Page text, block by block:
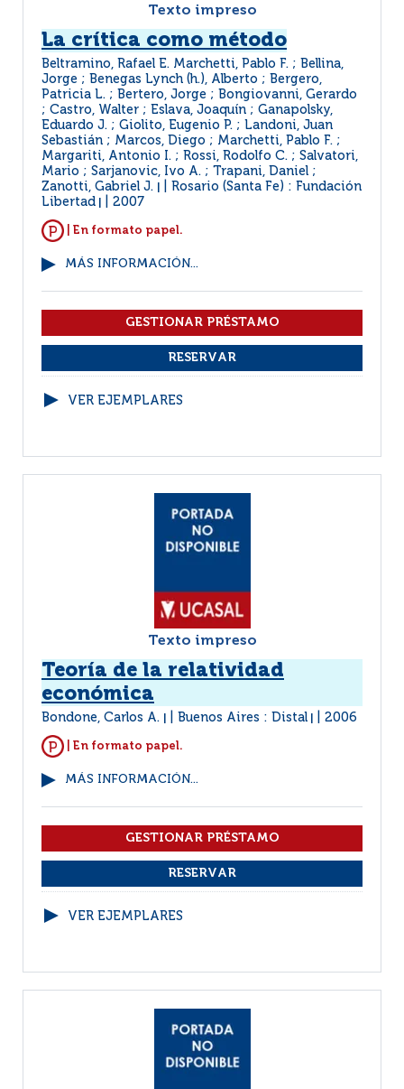
Texto impreso
La crítica como método
Beltramino, Rafael E. Marchetti, Pablo F. ; Bellina,
Jorge ; Benegas Lynch (h.), Alberto ; Bergero,
Patricia L. ; Bertero, Jorge ; Bongiovanni, Gerardo
; Castro, Walter ; Eslava, Joaquín ; Ganapolsky,
Eduardo J. ; Giolito, Eugenio P. ; Landoni, Juan
Sebastián ; Marcos, Diego ; Marchetti, Pablo F. ;
Margariti, Antonio I. ; Rossi, Rodolfo C. ; Salvatori,
Mario ; Sarjanovic, Ivo A. ; Trapani, Daniel ;
Zanotti, Gabriel J.
Rosario (Santa Fe) : Fundación
Libertad
2007
| En formato papel.
MÁS INFORMACIÓN...
VER EJEMPLARES
Texto impreso
Teoría de la relatividad
económica
Bondone, Carlos A. Buenos Aires : Distal 2006
| En formato papel.
MÁS INFORMACIÓN...
VER EJEMPLARES